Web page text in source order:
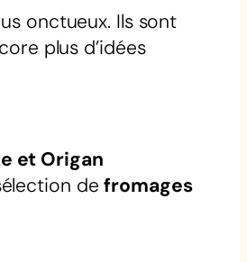
onctueux. Ils sont
plus d’idées
et Origan
defromages